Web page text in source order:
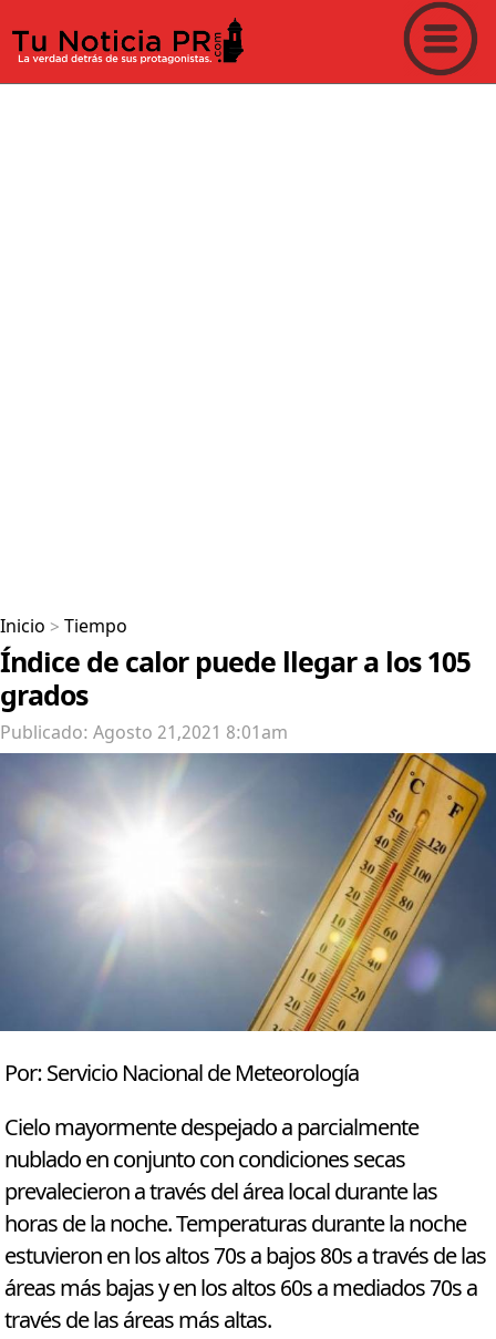
Inicio > Tiempo
Índice de calor puede llegar a los 105
grados
Publicado: Agosto 21,2021 8:01am
Por: Servicio Nacional de Meteorología
Cielo mayormente despejado a parcialmente
nublado en conjunto con condiciones secas
prevalecieron a través del área local durante las
horas de la noche. Temperaturas durante la noche
estuvieron en los altos 70s a bajos 80s a través de las
áreas más bajas y en los altos 60s a mediados 70s a
través de las áreas más altas.